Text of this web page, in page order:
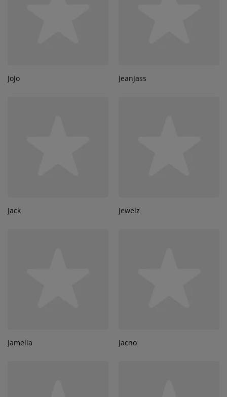
JoJo JeanJass
Jack Jewelz
Jamelia Jacno